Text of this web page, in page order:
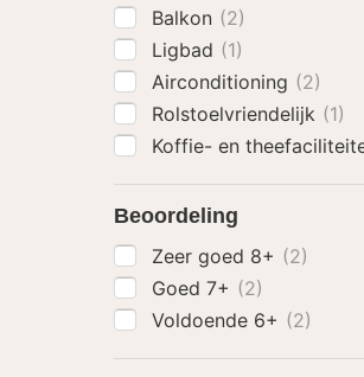
Balkon (2)
Ligbad (1)
Airconditioning (2)
Rolstoelvriendelijk (1)
Koffie- en
Beoordeling
Zeer goed 8+ (2)
Goed 7+ (2)
Voldoende 6+ (2)